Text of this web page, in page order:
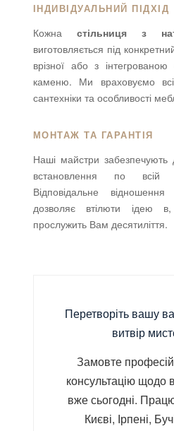
ІНДИВІДУАЛЬНИЙ ПІДХІД
Кожна стільниця з
виготовляється під
врізної або з
каменю. Ми враховуємо
сантехніки та особливості
МОНТАЖ ТА ГАРАНТІЯ
Наші майстри забезпечують
встановлення по всій
Відповідальне
дозволяє втілюти ідею
прослужить Вам десятиліття.
Перетворіть вашу
витвір
Замовте
консультацію щодо
вже сьогодні.
Києві, Ірпені,